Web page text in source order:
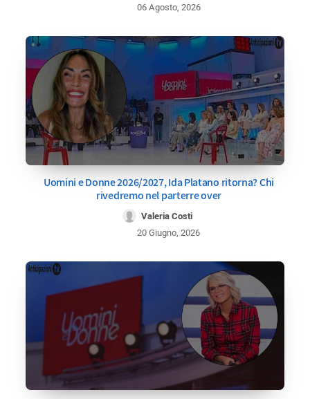
06 Agosto, 2026
Uomini e Donne 2026/2027, Ida Platano ritorna? Chi
rivedremo nel parterre over
Valeria Costi
20 Giugno, 2026